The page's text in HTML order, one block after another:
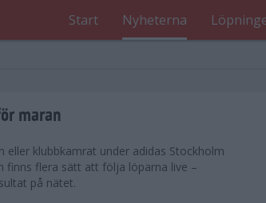
Start Nyheterna
maran
eller klubbkamrat under adidas Stockholm
finns flera sätt att följa löparna live –
på nätet.